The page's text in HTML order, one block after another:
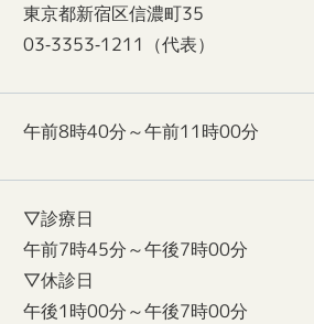
東京都新宿区信濃町35
03-3353-1211（代表）
午前8時40分～午前11時00分
▽診療日
午前7時45分～午後7時00分
▽休診日
午後1時00分～午後7時00分